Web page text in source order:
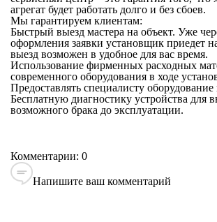
агрегат будет работать долго и без сбоев.
Мы гарантируем клиентам:
Быстрый выезд мастера на объект. Уже
оформления заявки установщик приедет
выезд возможен в удобное для вас время.
Использование фирменных расходных
современного оборудования в ходе
Предоставлять специалисту
Бесплатную диагностику устройства для
возможного брака до эксплуатации.
Комментарии: 0
Напишите ваш комментарий